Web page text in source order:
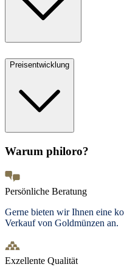
Preisentwicklung
Warum philoro?
Persönliche Beratung
Gerne bieten wir Ihnen eine
Verkauf von Goldmünzen an.
Exzellente Qualität